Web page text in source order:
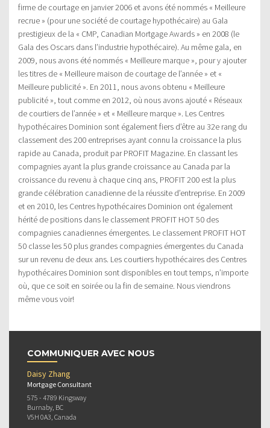
firme de courtage en janvier 2006 et avons été nommés « Meilleure
recrue » (pour une société de courtage hypothécaire) au Gala
prestigieux de la « CMP, Canadian Mortgage Awards » en 2008 (le
Gala des Oscars dans l’industrie hypothécaire). Au même gala, en
2009, nous avons été nommés « Meilleure marque », pour y ajouter
les titres de « Meilleure maison de courtage de l’année » et «
Meilleure publicité ». En 2011, nous avons obtenu « Meilleure
publicité », tout comme en 2012, où nous avons ajouté « Réseaux
de courtiers de l’année » et « Meilleure marque ». Les Centres
hypothécaires Dominion sont également fiers d’être au 32e rang du
classement des 200 entreprises ayant connu la croissance la plus
rapide au Canada, produit par PROFIT Magazine. En classant les
compagnies ayant la plus grande croissance au Canada par la
croissance du revenu à chaque cinq ans, PROFIT 200 est la plus
grande célébration canadienne de la réussite d’entreprise. En 2009
et en 2010, les Centres hypothécaires Dominion ont également
hérité de positions dans le classement PROFIT HOT 50 des
compagnies canadiennes émergentes. Le classement PROFIT HOT
50 classe les 50 plus grandes compagnies émergentes du Canada
sur un revenu de deux ans. Les courtiers hypothécaires des Centres
hypothécaires Dominion sont disponibles en tout temps, n’importe
où, que ce soit en soirée ou la fin de semaine. Nous viendrons
même vous voir!
COMMUNIQUER AVEC NOUS
Daisy Zhang
Mortgage Consultant
575 - 4789 Kingsway
Burnaby, BC
V5H 0A3, Canada